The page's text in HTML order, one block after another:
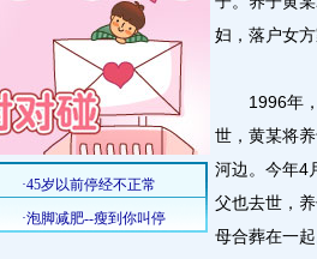
妇，落户女方
1996年，
世，黄某将
河边。今年4
父也去世，
母合葬在一